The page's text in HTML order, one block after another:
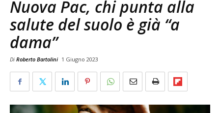
Nuova Pac, chi punta alla
salute del suolo è già “a
dama”
Di Roberto Bartolini 1 Giugno 2023